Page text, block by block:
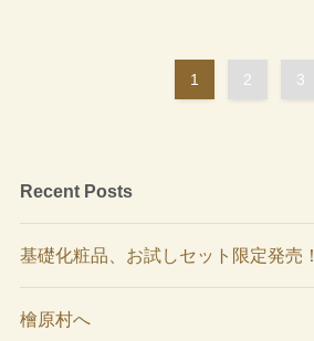
1 2 3
Recent Posts
基礎化粧品、お試しセット限定発売！
檜原村へ